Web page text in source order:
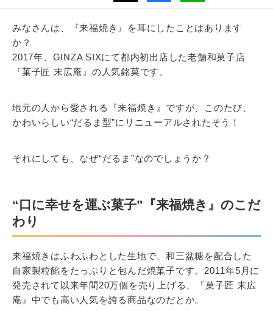
みなさんは、『来福焼き』を耳にしたことはあります
か？
2017年、GINZA SIXにて都内初出店した老舗和菓子店
『菓子匠 末広庵』の人気銘菓です。
地元の人から愛される『来福焼き』ですが、このたび、
かわいらしい“だるま型”にリニューアルされたそう！
それにしても、なぜ“だるま”なのでしょうか？
“口に幸せを運ぶ菓子”『来福焼き』のこだ
わり
来福焼きはふわふわとした生地で、和三盆糖を配合した
自家製粒餡をたっぷりと包んだ焼菓子です。2011年5月に
発売されて以来年間20万個を売り上げる、『菓子匠 末広
庵』中でも高い人気を誇る商品なのだとか。